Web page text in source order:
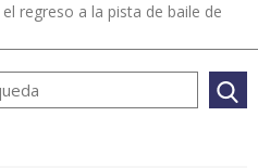
regreso a la pista de baile de